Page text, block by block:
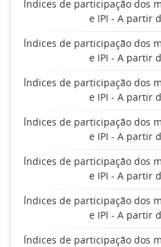
Índices de participação dos
e IPI - A partir
Índices de participação dos
e IPI - A partir
Índices de participação dos
e IPI - A partir
Índices de participação dos
e IPI - A partir
Índices de participação dos
e IPI - A partir
Índices de participação dos
e IPI - A partir
Índices de participação dos